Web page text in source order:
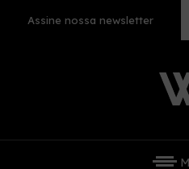
Assine nossa newsletter